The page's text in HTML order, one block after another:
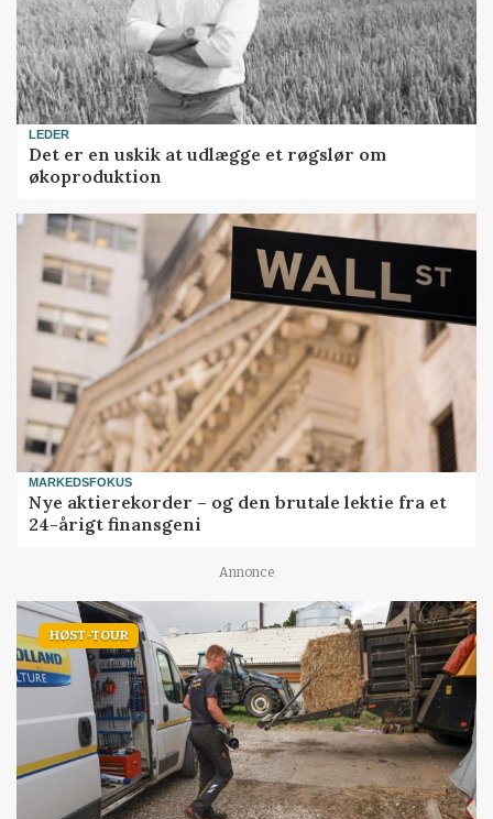
LEDER
Det er en uskik at udlægge et røgslør om
økoproduktion
MARKEDSFOKUS
Nye aktierekorder – og den brutale lektie fra et
24-årigt finansgeni
Annonce
HØST-TOUR